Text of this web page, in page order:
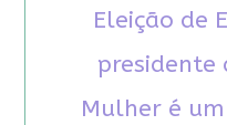
Eleição de
presidente
Mulher é